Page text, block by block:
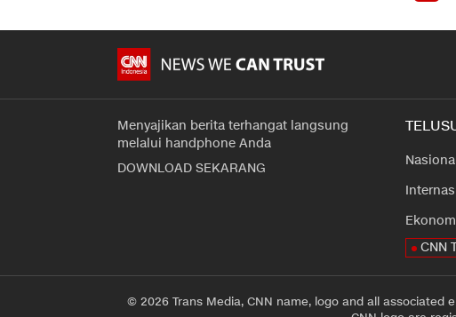
Menyajikan berita terhangat langsung
melalui handphone Anda
DOWNLOAD SEKARANG
CNN
© 2026 Trans Media, CNN name, logo and all associated